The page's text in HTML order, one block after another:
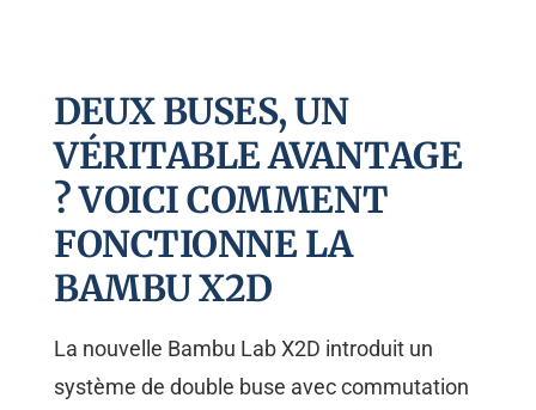
DEUX BUSES, UN
VÉRITABLE AVANTAGE
? VOICI COMMENT
FONCTIONNE LA
BAMBU X2D
La nouvelle Bambu Lab X2D introduit un
système de double buse avec commutation